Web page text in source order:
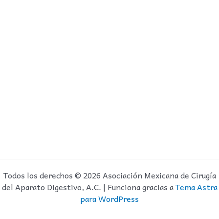
Todos los derechos © 2026 Asociación Mexicana de Cirugía
del Aparato Digestivo, A.C. | Funciona gracias aTema Astra
para WordPress